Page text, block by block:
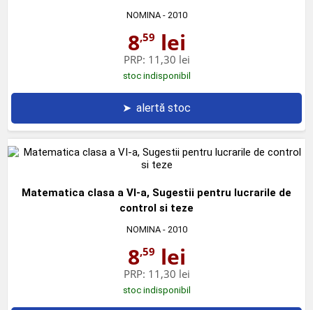
NOMINA- 2010
8,59 lei
PRP: 11,30 lei
stoc indisponibil
➤ alertă stoc
Matematica clasa a VI-a, Sugestii pentru lucrarile de
control si teze
NOMINA- 2010
8,59 lei
PRP: 11,30 lei
stoc indisponibil